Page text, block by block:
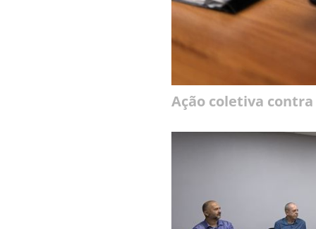
Ação coletiva contra